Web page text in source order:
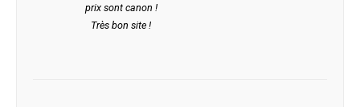
prix sont canon !
Très bon site !